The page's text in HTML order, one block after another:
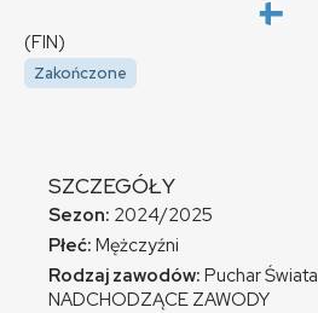
(FIN)
Zakończone
SZCZEGÓŁY
Sezon: 2024/2025
Płeć: Mężczyźni
Rodzaj zawodów: Puchar Świata
NADCHODZĄCE ZAWODY